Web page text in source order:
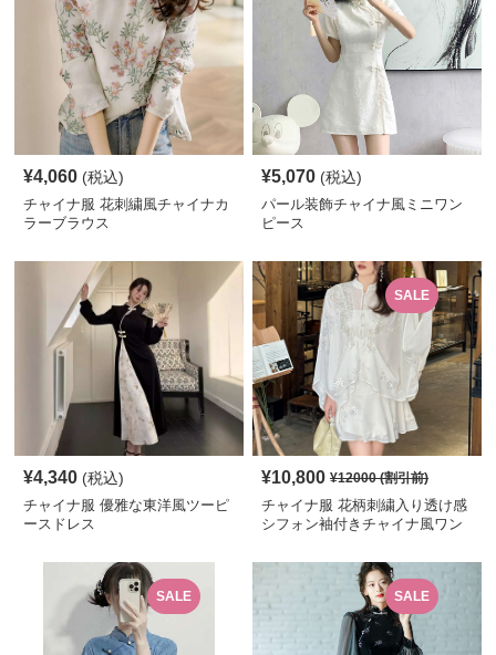
¥4,060 (税込)
チャイナ服 花刺繍風チャイナカ
ラーブラウス
¥5,070 (税込)
パール装飾チャイナ風ミニワン
ピース
¥4,340 (税込)
チャイナ服 優雅な東洋風ツーピ
ースドレス
SALE
¥10,800 ¥12000(割引前)
チャイナ服 花柄刺繍入り透け感
シフォン袖付きチャイナ風ワン
SALE SALE